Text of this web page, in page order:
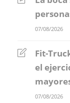
07/08/2026
Fit-
el
07/08/2026